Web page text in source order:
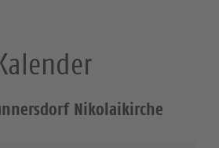
Nikolaikirche